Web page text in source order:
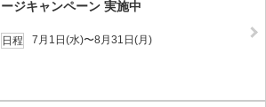
ージキャンペーン 実施中
日程 7月1日(水)〜8月31日(月)